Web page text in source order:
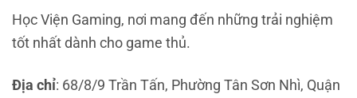
Học Viện Gaming, nơi mang đến những trải nghiệm
tốt nhất dành cho game thủ.
Địa chỉ: 68/8/9 Trần Tấn, Phường Tân Sơn Nhì, Quận